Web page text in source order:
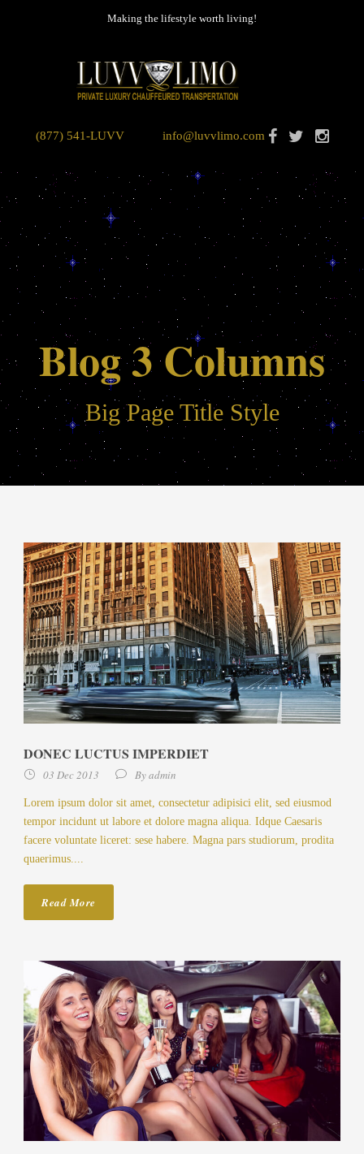
Making the lifestyle worth living!
(877) 541-LUVV info@luvvlimo.com
Blog 3 Columns
Big Page Title Style
DONEC LUCTUS IMPERDIET
03 Dec 2013 Byadmin
Lorem ipsum dolor sit amet, consectetur adipisici elit, sed eiusmod
tempor incidunt ut labore et dolore magna aliqua. Idque Caesaris
facere voluntate liceret: sese habere. Magna pars studiorum, prodita
quaerimus....
Read More